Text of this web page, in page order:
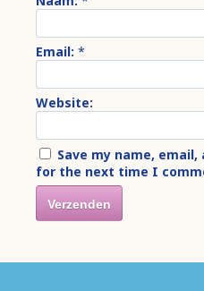
Email: *
Website:
Save my name,
for the next time I